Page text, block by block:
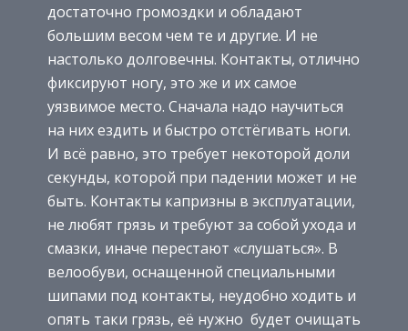
достаточно громоздки и обладают
большим весом чем те и другие. И не
настолько долговечны. Контакты, отлично
фиксируют ногу, это же и их самое
уязвимое место. Сначала надо научиться
на них ездить и быстро отстёгивать ноги.
И всё равно, это требует некоторой доли
секунды, которой при падении может и не
быть. Контакты капризны в эксплуатации,
не любят грязь и требуют за собой ухода и
смазки, иначе перестают «слушаться». В
велообуви, оснащенной специальными
шипами под контакты, неудобно ходить и
опять таки грязь, её нужно будет очищать